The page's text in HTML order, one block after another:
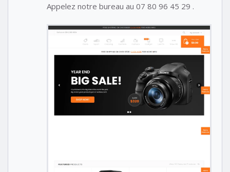
Appelez notre bureau au 07 80 96 45 29 .